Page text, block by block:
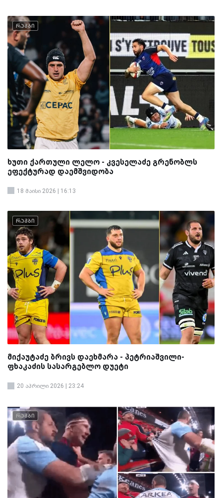
რაგბი
ხუთი ქართული ლელო - კვესელაძე გრენობლს
ეფექტურად დაემშვიდობა
18 მაისი 2026 | 16:13
რაგბი
მიქაუტაძე ბრივს დაეხმარა - პეტრიაშვილი-
ფხაკაძის სასარგებლო დუეტი
20 აპრილი 2026 | 23:24
რაგბი